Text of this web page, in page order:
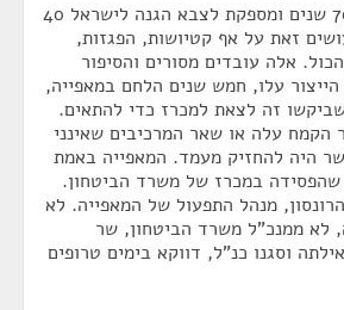
המאפייה הזו קיימת 70 שנים ומספקת לצבא הגנה לישראל 40
זאת על אף קטיושות, הפגזות,
אלה עובדים מסורים והסיפור
עלו, חמש שנים הלחם במאפייה,
זה לצאת למכרז כדי להתאים.
עלה או שאר המרכיבים שאינני
היה להחזיק מעמד. המאפייה באמת
במכרז של משרד הביטחון.
מנהל התפעול של המאפייה. לא
לא ממנכ"ל משרד הביטחון, שר
וסגנו כנ"ל, דווקא בימים טרופים